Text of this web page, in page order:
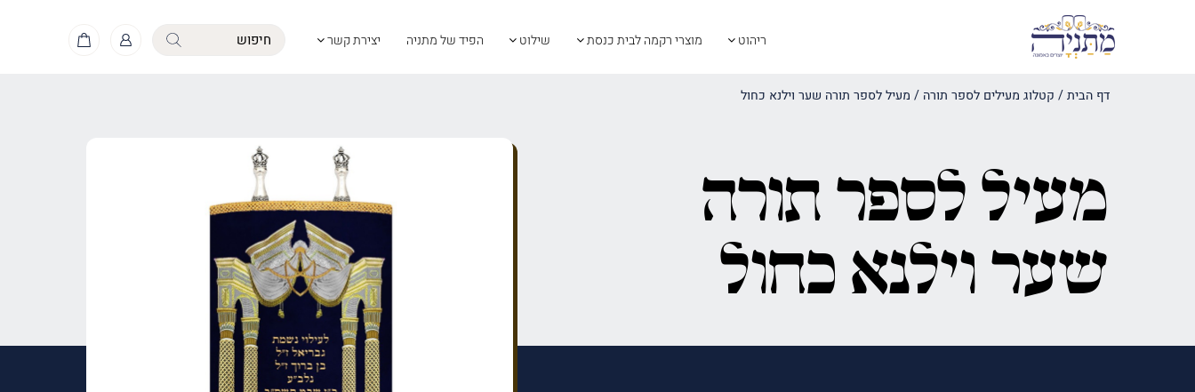
ריהוט מוצרי רקמה לבית כנסת שילוט הפיד של מתניה יצירת קשר
דף הבית/ קטלוג מעילים לספר תורה / מעיל לספר תורה שער וילנא כחול
מעיל לספר תורה
שער וילנא כחול